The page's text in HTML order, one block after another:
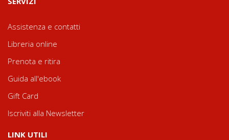
Assistenza e contatti
Libreria online
Prenota e ritira
Guida all'ebook
Gift Card
Iscriviti alla Newsletter
LINK UTILI